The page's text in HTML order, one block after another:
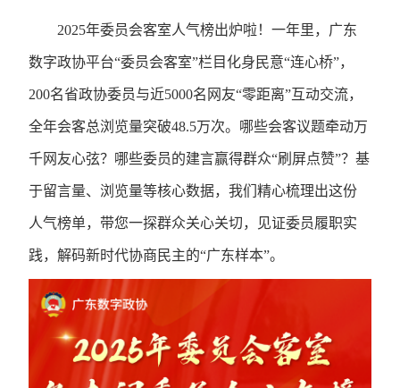
2025年委员会客室人气榜出炉啦！一年里，广东
数字政协平台“委员会客室”栏目化身民意“连心桥”，
200名省政协委员与近5000名网友“零距离”互动交流，
全年会客总浏览量突破48.5万次。哪些会客议题牵动万
千网友心弦？哪些委员的建言赢得群众“刷屏点赞”？基
于留言量、浏览量等核心数据，我们精心梳理出这份
人气榜单，带您一探群众关心关切，见证委员履职实
践，解码新时代协商民主的“广东样本”。